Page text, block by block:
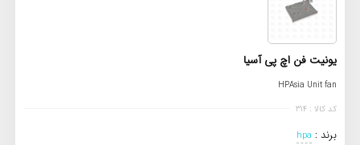
یونیت فن اچ پی آسیا
HPAsia Unit fan
کد کالا : 314
برند : hpa